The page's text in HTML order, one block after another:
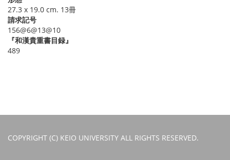
27.3 x 19.0 cm. 13冊
請求記号
156@6@13@10
『和漢貴重書目録』
489
COPYRIGHT (C) KEIO UNIVERSITY ALL RIGHTS RESERVED.